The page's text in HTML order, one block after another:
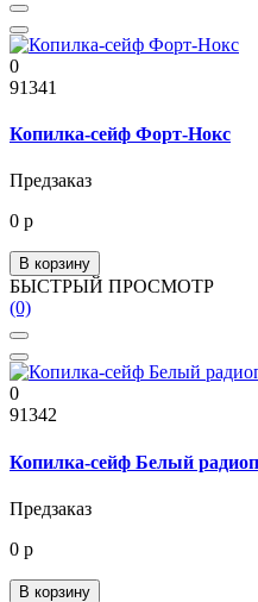
0
91341
Копилка-сейф Форт-Нокс
Предзаказ
0 р
В корзину
БЫСТРЫЙ ПРОСМОТР
(0)
0
91342
Копилка-сейф Белый
Предзаказ
0 р
В корзину